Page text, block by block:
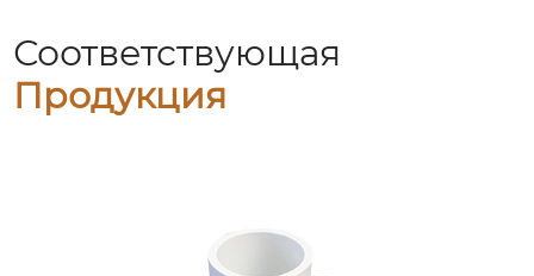
Соответствующая
Продукция